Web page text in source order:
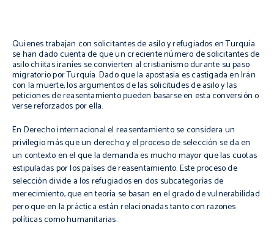
Quienes trabajan con solicitantes de asilo y refugiados en Turquía
se han dado cuenta de que un creciente número de solicitantes de
asilo chiitas iraníes se convierten al cristianismo durante su paso
migratorio por Turquía. Dado que la apostasía es castigada en Irán
con la muerte, los argumentos de las solicitudes de asilo y las
peticiones de reasentamiento pueden basarse en esta conversión o
verse reforzados por ella.
En Derecho internacional el reasentamientose considera un
privilegio más que un derecho y el proceso de selección se da en
un contexto en el que la demanda es mucho mayor que las cuotas
estipuladas por los países dereasentamiento. Este proceso de
selección divide a los refugiados en dos subcategoríasde
merecimiento, que en teoría se basan en el grado de vulnerabilidad
pero que en la práctica están relacionadas tanto con razones
políticas como humanitarias.